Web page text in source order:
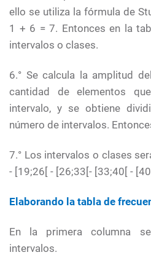
ello se utiliza la fórmula de
1 + 6 = 7. Entonces en la
intervalos o clases.
6.° Se calcula la amplitud
cantidad de elementos
intervalo, y se obtiene
número de intervalos.
7.° Los intervalos o clases
- [19;26[ - [26;33[- [33;40[ -
Elaborando la tabla de
En la primera columna
intervalos.